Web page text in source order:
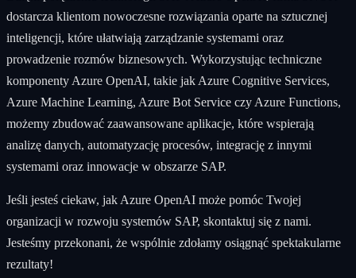
dostarcza klientom nowoczesne rozwiązania oparte na sztucznej
inteligencji, które ułatwiają zarządzanie systemami oraz
prowadzenie rozmów biznesowych. Wykorzystując techniczne
komponenty Azure OpenAI, takie jak Azure Cognitive Services,
Azure Machine Learning, Azure Bot Service czy Azure Functions,
możemy zbudować zaawansowane aplikacje, które wspierają
analizę danych, automatyzację procesów, integrację z innymi
systemami oraz innowacje w obszarze SAP.
Jeśli jesteś ciekaw, jak Azure OpenAI może pomóc Twojej
organizacji w rozwoju systemów SAP, skontaktuj się z nami.
Jesteśmy przekonani, że wspólnie zdołamy osiągnąć spektakularne
rezultaty!